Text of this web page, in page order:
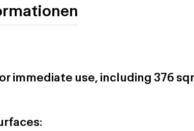
immediate use, including 376